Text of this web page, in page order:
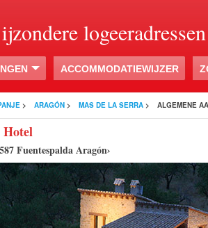
logeeradressen
ACCOMMODATIEWIJZER
> ARAGÓN > MAS DE LA SERRA > ALGEMENE
Hotel
Fuentespalda Aragón›